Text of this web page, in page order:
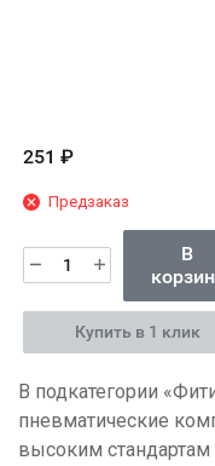
251 ₽
Предзаказ
В
Купить в 1 клик
В подкатегории
пневматические
высоким стандартам